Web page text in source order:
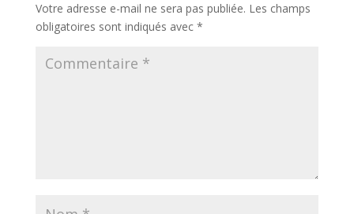
Votre adresse e-mail ne sera pas publiée. Les champs
obligatoires sont indiqués avec *